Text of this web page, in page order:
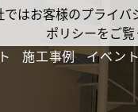
施工事例 イベン
はお客様のプライ
ポリシーをご覧